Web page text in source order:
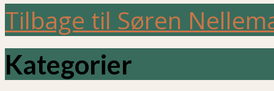
Tilbage til Søren
Kategorier